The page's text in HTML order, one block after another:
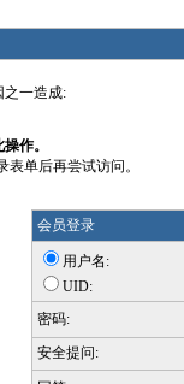
之一造成:
作。
单后再尝试访问。
会员登录
用户名:
UID:
密码:
安全提问: